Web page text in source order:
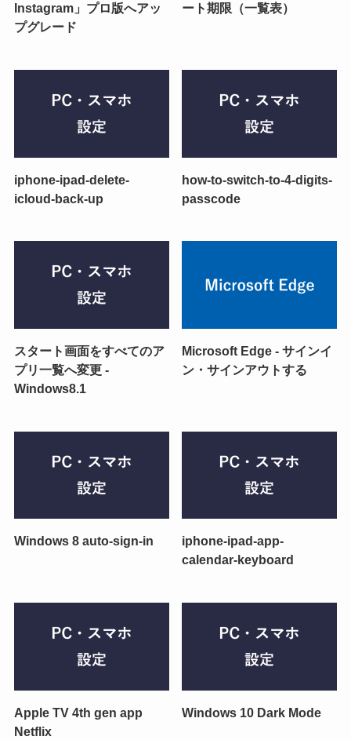
Instagram」プロ版へアッ
プグレード
ート期限（一覧表）
iphone-ipad-delete-
icloud-back-up
how-to-switch-to-4-digits-
passcode
スタート画面をすべてのア
プリ一覧へ変更 -
Windows8.1
Microsoft Edge - サインイ
ン・サインアウトする
Windows 8 auto-sign-in
iphone-ipad-app-
calendar-keyboard
Apple TV 4th gen app
Netflix
Windows 10 Dark Mode